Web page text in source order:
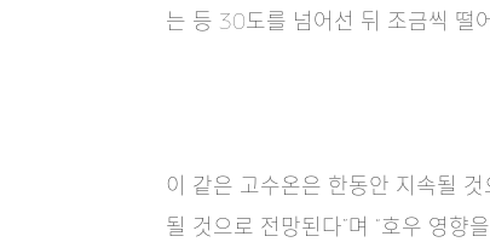
는 등 30도를 넘어선 뒤 조금씩 떨
이 같은 고수온은 한동안 지속될
될 것으로 전망된다”며 “호우 영향